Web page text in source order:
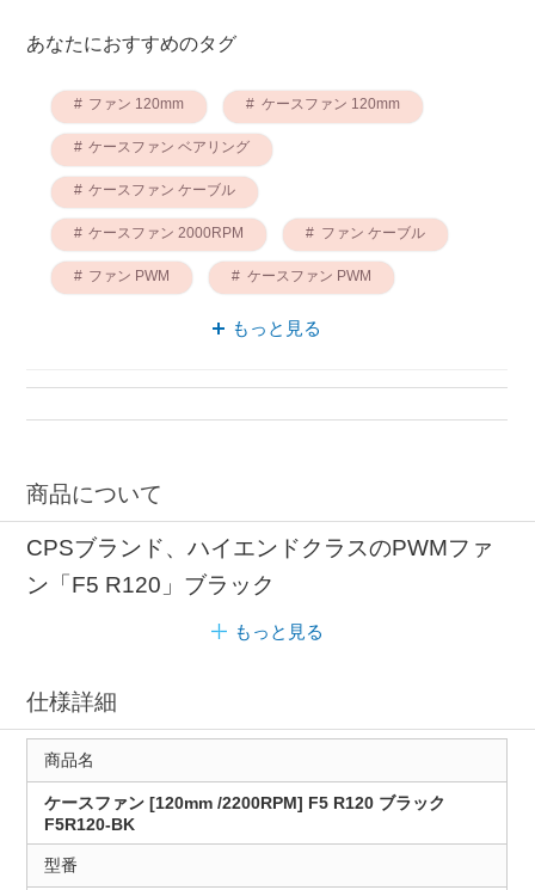
あなたにおすすめのタグ
ファン 120mm ケースファン 120mm
ケースファン ベアリング
ケースファン ケーブル
ケースファン 2000RPM ファン ケーブル
ファン PWM ケースファン PWM
もっと見る
商品について
CPSブランド、ハイエンドクラスのPWMファ
ン「F5 R120」ブラック
もっと見る
仕様詳細
商品名
ケースファン [120mm /2200RPM] F5 R120 ブラック
F5R120-BK
型番